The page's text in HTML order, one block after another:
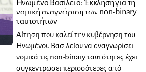
Ηνωμένο Βασίλειο: Έκκληση για τη
νομική αναγνώριση των non-binary
ταυτοτήτων
Αίτηση που καλεί την κυβέρνηση του
Ηνωμένου Βασιλείου να αναγνωρίσει
νομικά τις non-binary ταυτότητες έχει
συγκεντρώσει περισσότερες από